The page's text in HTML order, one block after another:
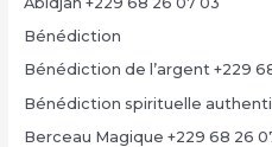
Bénédiction
Bénédiction de l’argent +229
Bénédiction spirituelle
Berceau Magique +229 68 26